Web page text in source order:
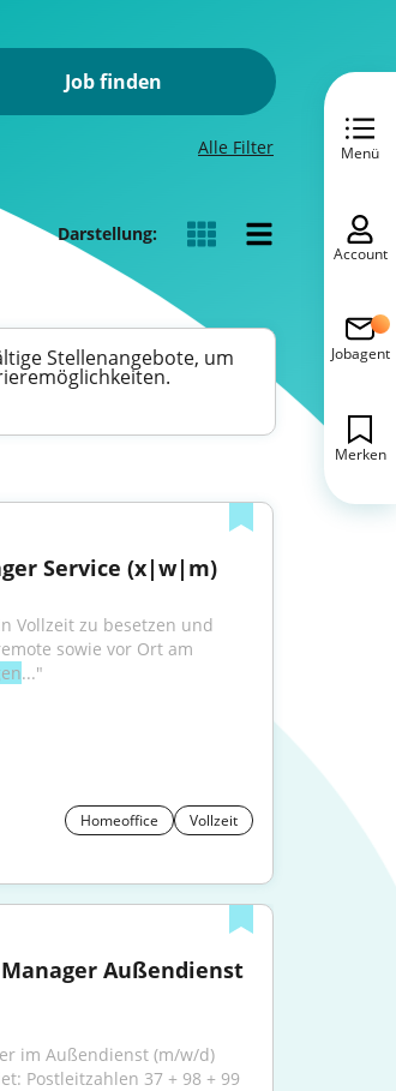
Job finden
Alle Filter
Darstellung:
Stellenangebote, um
Service (x|w|m)
Vollzeit zu besetzen und
sowie vor Ort am
..."
Homeoffice Vollzeit
Außendienst
im Außendienst (m/w/d)
Postleitzahlen 37 + 98 + 99
Menü
Account
Jobagent
Merken